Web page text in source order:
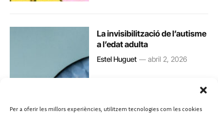
Per a oferir les millors experiències, utilitzem tecnologies com les cookies
La invisibilització de l’autisme
a l’edat adulta
Estel Huguet abril 2, 2026